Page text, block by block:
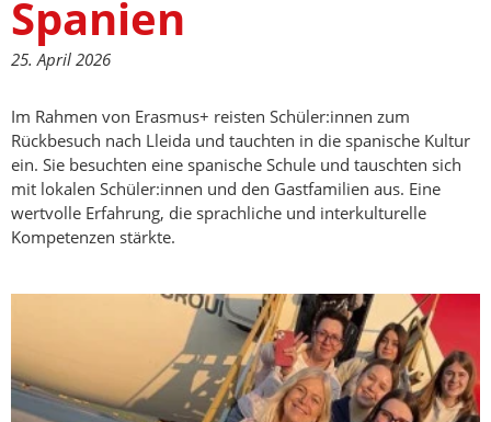
Spanien
25. April 2026
Im Rahmen von Erasmus+ reisten Schüler:innen zum
Rückbesuch nach Lleida und tauchten in die spanische Kultur
ein. Sie besuchten eine spanische Schule und tauschten sich
mit lokalen Schüler:innen und den Gastfamilien aus. Eine
wertvolle Erfahrung, die sprachliche und interkulturelle
Kompetenzen stärkte.